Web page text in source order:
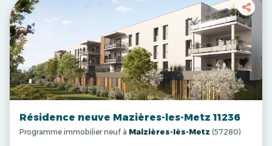
Résidence neuve Mazières-les-Metz 11236
Programme immobilier neuf à Maizières-lès-Metz (57280)